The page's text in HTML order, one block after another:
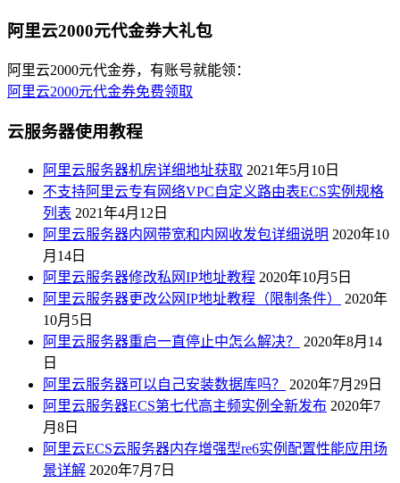
阿里云2000元代金券大礼包
阿里云2000元代金券，有账号就能领：
阿里云2000元代金券免费领取
云服务器使用教程
阿里云服务器机房详细地址获取 2021年5月10日
不支持阿里云专有网络VPC自定义路由表ECS实例规格
列表 2021年4月12日
阿里云服务器内网带宽和内网收发包详细说明 2020年10
月14日
阿里云服务器修改私网IP地址教程 2020年10月5日
阿里云服务器更改公网IP地址教程（限制条件）
2020年
10月5日
阿里云服务器重启一直停止中怎么解决？
2020年8月14
日
阿里云服务器可以自己安装数据库吗？
2020年7月29日
阿里云服务器ECS第七代高主频实例全新发布 2020年7
月8日
阿里云ECS云服务器内存增强型re6实例配置性能应用场
景详解 2020年7月7日